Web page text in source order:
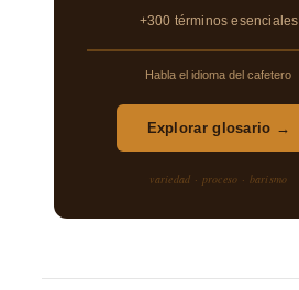
+300 términos esenciales
Habla el idioma del cafetero
Explorar glosario →
variedad · proceso · barismo